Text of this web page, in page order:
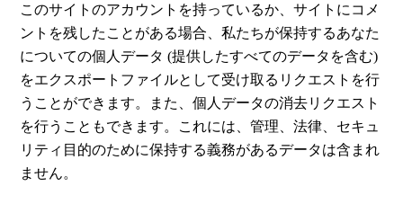
このサイトのアカウントを持っているか、サイトにコメ
ントを残したことがある場合、私たちが保持するあなた
についての個人データ (提供したすべてのデータを含む)
をエクスポートファイルとして受け取るリクエストを行
うことができます。また、個人データの消去リクエスト
を行うこともできます。これには、管理、法律、セキュ
リティ目的のために保持する義務があるデータは含まれ
ません。